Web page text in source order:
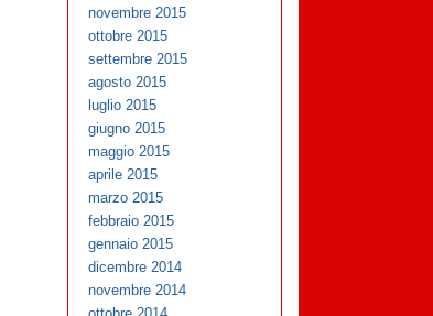
novembre 2015
ottobre 2015
settembre 2015
agosto 2015
luglio 2015
giugno 2015
maggio 2015
aprile 2015
marzo 2015
febbraio 2015
gennaio 2015
dicembre 2014
novembre 2014